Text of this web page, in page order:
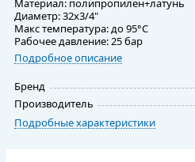
Материал: полипропилен+латунь
Диаметр: 32х3/4"
Макс температура: до 95°C
Рабочее давление: 25 бар
Подробное описание
Бренд
Производитель
Подробные характеристики